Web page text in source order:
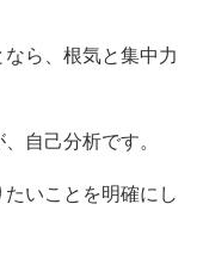
ら、根気と集中力
自己分析です。
いことを明確にし